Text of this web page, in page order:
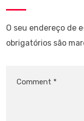
O seu endereço de
obrigatórios são